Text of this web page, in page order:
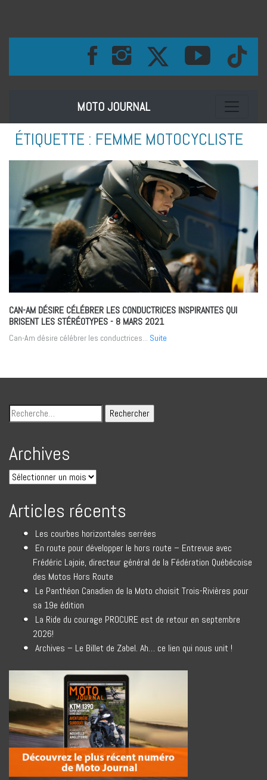
MOTO JOURNAL Toggle
ÉTIQUETTE : FEMME MOTOCYCLISTE
CAN-AM DÉSIRE CÉLÉBRER LES CONDUCTRICES INSPIRANTES QUI
BRISENT LES STÉRÉOTYPES- 8 MARS 2021
Can-Am désire célébrer les conductrices... Suite
Archives
Articles récents
Les courbes horizontales serrées
En route pour développer le hors route – Entrevue avec
Frédéric Lajoie, directeur général de la Fédération Québécoise
des Motos Hors Route
Le Panthéon Canadien de la Moto choisit Trois-Rivières pour
sa 19e édition
La Ride du courage PROCURE est de retour en septembre
2026!
Archives – Le Billet de Zabel. Ah… ce lien qui nous unit !